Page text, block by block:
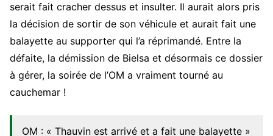
serait fait cracher dessus et insulter. Il aurait alors pris
la décision de sortir de son véhicule et aurait fait une
balayette au supporter qui l’a réprimandé. Entre la
défaite, la démission de Bielsa et désormais ce dossier
à gérer, la soirée de l’OM a vraiment tourné au
cauchemar !
OM : « Thauvin est arrivé et a fait une balayette »